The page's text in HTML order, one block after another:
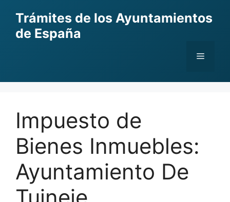
content
Trámites de los Ayuntamientos
de España
Menu
Impuesto de
Bienes Inmuebles:
Ayuntamiento De